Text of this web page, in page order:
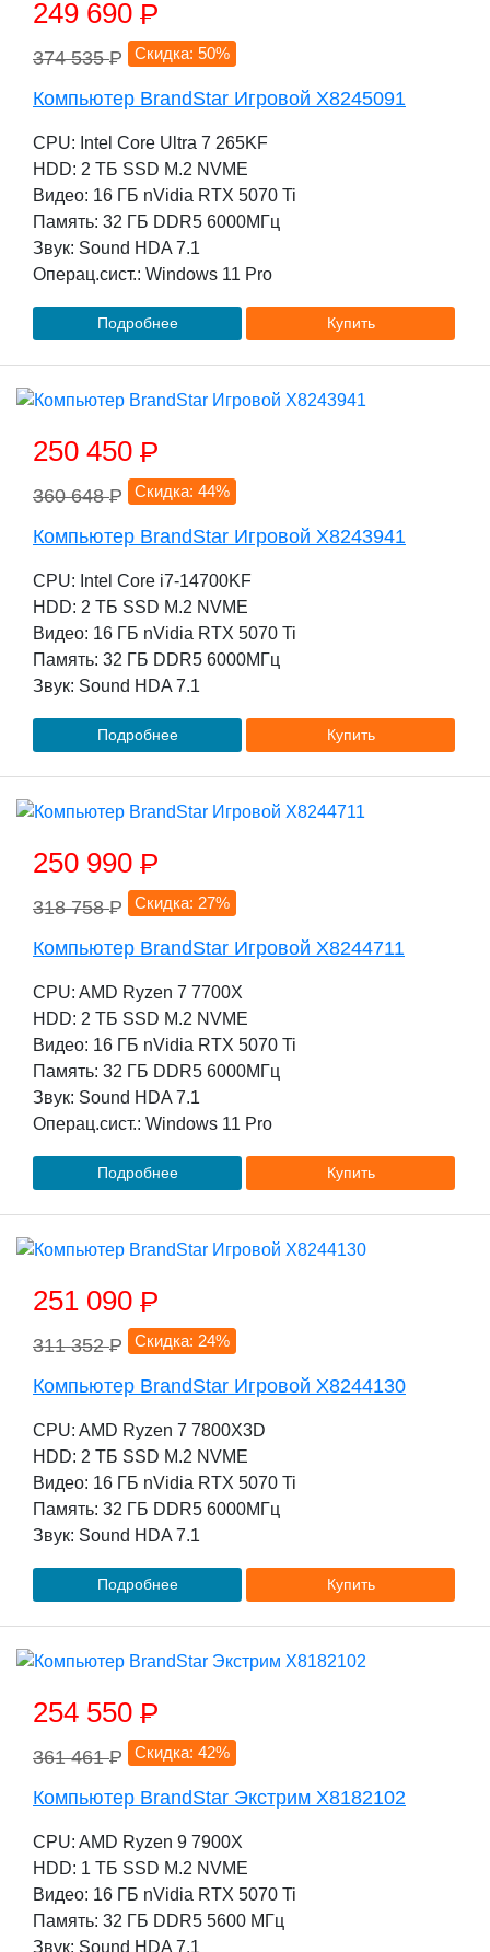
249 690 P
374 535P Скидка: 50%
Компьютер BrandStar Игровой X8245091
CPU: Intel Core Ultra 7 265KF
HDD: 2 TБ SSD M.2 NVME
Видео: 16 ГБ nVidia RTX 5070 Ti
Память: 32 ГБ DDR5 6000МГц
Звук: Sound HDA 7.1
Операц.сист.: Windows 11 Pro
Подробнее Купить
250 450 P
360 648P Скидка: 44%
Компьютер BrandStar Игровой X8243941
CPU: Intel Core i7-14700KF
HDD: 2 TБ SSD M.2 NVME
Видео: 16 ГБ nVidia RTX 5070 Ti
Память: 32 ГБ DDR5 6000МГц
Звук: Sound HDA 7.1
Подробнее Купить
250 990 P
318 758P Скидка: 27%
Компьютер BrandStar Игровой X8244711
CPU: AMD Ryzen 7 7700X
HDD: 2 TБ SSD M.2 NVME
Видео: 16 ГБ nVidia RTX 5070 Ti
Память: 32 ГБ DDR5 6000МГц
Звук: Sound HDA 7.1
Операц.сист.: Windows 11 Pro
Подробнее Купить
251 090 P
311 352P Скидка: 24%
Компьютер BrandStar Игровой X8244130
CPU: AMD Ryzen 7 7800X3D
HDD: 2 TБ SSD M.2 NVME
Видео: 16 ГБ nVidia RTX 5070 Ti
Память: 32 ГБ DDR5 6000МГц
Звук: Sound HDA 7.1
Подробнее Купить
254 550 P
361 461P Скидка: 42%
Компьютер BrandStar Экстрим X8182102
CPU: AMD Ryzen 9 7900X
HDD: 1 TБ SSD M.2 NVME
Видео: 16 ГБ nVidia RTX 5070 Ti
Память: 32 ГБ DDR5 5600 МГц
Звук: Sound HDA 7.1